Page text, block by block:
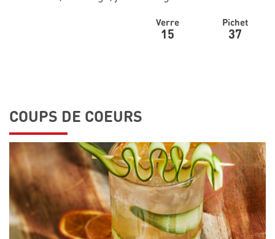
Verre
15
Pichet
37
COUPS DE COEURS